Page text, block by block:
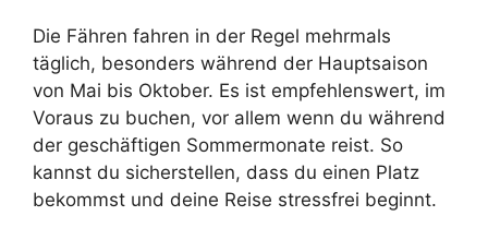
Die Fähren fahren in der Regel mehrmals
täglich, besonders während der Hauptsaison
von Mai bis Oktober. Es ist empfehlenswert, im
Voraus zu buchen, vor allem wenn du während
der geschäftigen Sommermonate reist. So
kannst du sicherstellen, dass du einen Platz
bekommst und deine Reise stressfrei beginnt.